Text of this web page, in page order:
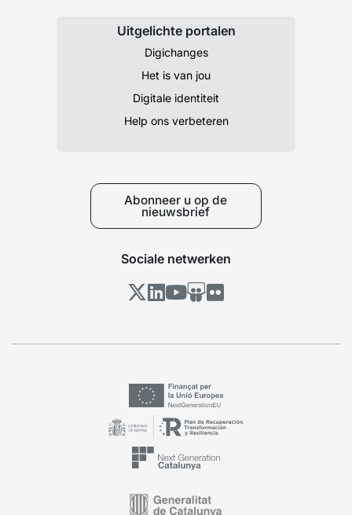
Uitgelichte portalen
Digichanges
Het is van jou
Digitale identiteit
Help ons verbeteren
Abonneer u op de
nieuwsbrief
Sociale netwerken